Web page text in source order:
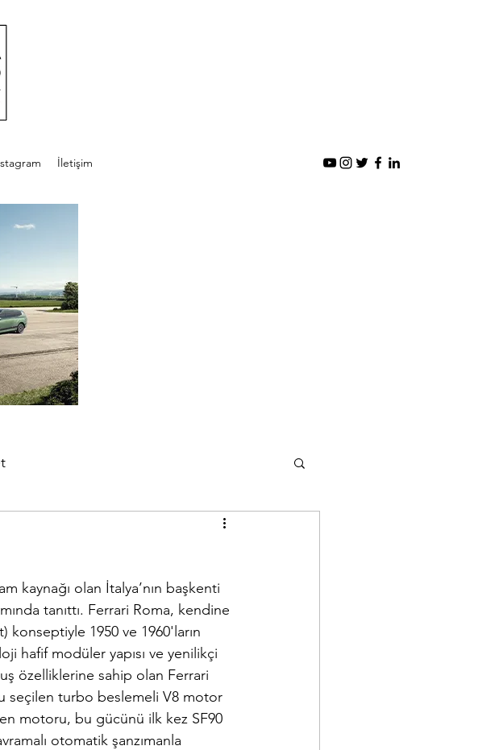
İletişim
kaynağı olan İtalya’nın başkenti
tanıttı. Ferrari Roma, kendine
konseptiyle 1950 ve 1960'ların
hafif modüler yapısı ve yenilikçi
özelliklerine sahip olan Ferrari
seçilen turbo beslemeli V8 motor
motoru, bu gücünü ilk kez SF90
otomatik şanzımanla